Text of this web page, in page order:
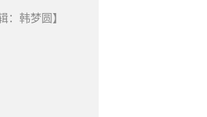
：韩梦圆】